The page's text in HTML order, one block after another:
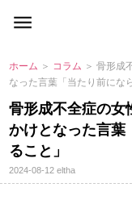
ホーム ＞ コラム ＞ 骨形成
なった言葉「当たり前にな
骨形成不全症の女
かけとなった言葉
ること」
2024-08-12eltha